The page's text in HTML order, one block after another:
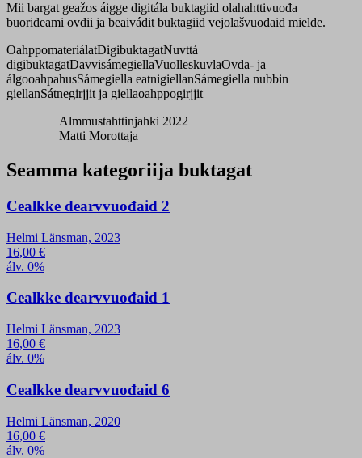
Mii bargat geažos áigge digitála buktagiid olahahttivuođa
buorideami ovdii ja beaivádit buktagiid vejolašvuođaid mielde.
OahppomateriálatDigibuktagatNuvttá
digibuktagatDavvisámegiellaVuolleskuvlaOvda- ja
álgooahpahusSámegiella eatnigiellanSámegiella nubbin
giellanSátnegirjjit ja giellaoahppogirjjit
Almmustahttinjahki 2022
Matti Morottaja
Seamma kategoriija buktagat
Cealkke dearvvuođaid 2
Helmi Länsman, 2023
16,00 €
álv. 0%
Cealkke dearvvuođaid 1
Helmi Länsman, 2023
16,00 €
álv. 0%
Cealkke dearvvuođaid 6
Helmi Länsman, 2020
16,00 €
álv. 0%